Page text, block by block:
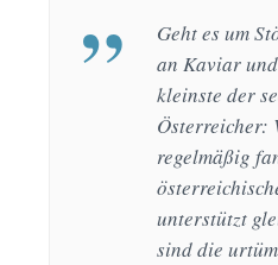
Geht es um
an Kaviar
kleinste der
Österreicher:
regelmäßig
unterstützt
sind die